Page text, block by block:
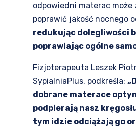
odpowiedni materac może
poprawić jakość nocnego
redukując dolegliwości
poprawiając ogólne
Fizjoterapeuta Leszek
SypialniaPlus, podkreśla:
dobrane materace
podpierają nasz
tym idzie odciążają go